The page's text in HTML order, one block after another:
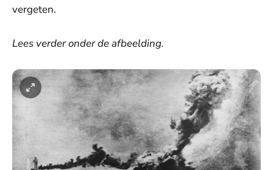
vergeten.
Lees verder onder de afbeelding.